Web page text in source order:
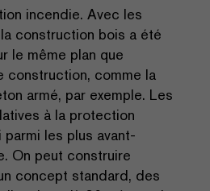
incendie. Avec les
construction bois a été
le même plan que
construction, comme la
armé, par exemple. Les
à la protection
les plus avant-
On peut construire
concept standard, des